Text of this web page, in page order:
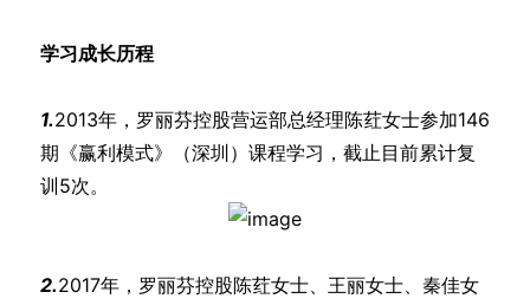
学习成长历程
1.2013年，罗丽芬控股营运部总经理陈荭女士参加146
期《赢利模式》（深圳）课程学习，截止目前累计复
训5次。
2.2017年，罗丽芬控股陈荭女士、王丽女士、秦佳女